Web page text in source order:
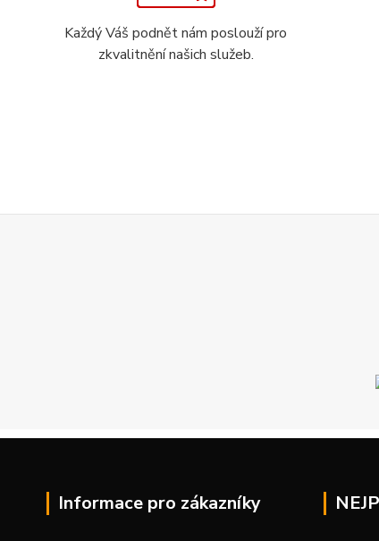
Každý Váš podnět nám poslouží pro
zkvalitnění našich služeb.
Informace pro zákazníky